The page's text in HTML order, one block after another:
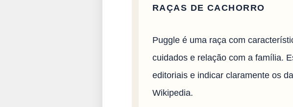
RAÇAS DE CACHORRO
Puggle é uma raça com
cuidados e relação com a família.
editoriais e indicar claramente os
Wikipedia.